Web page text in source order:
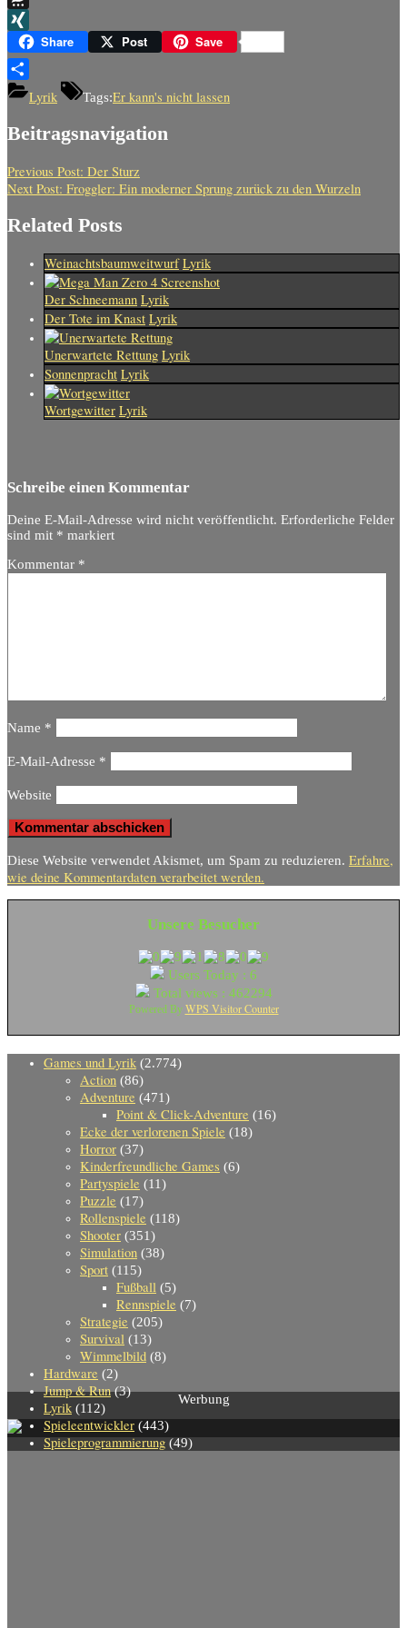
Threema
XINGShare Post Save
TeilenLyrik Tags:Er kann's nicht lassen
Beitragsnavigation
Previous Post: Der Sturz
Next Post: Froggler: Ein moderner Sprung zurück zu den Wurzeln
Related Posts
Weinachtsbaumweitwurf Lyrik
Der Schneemann Lyrik
Der Tote im Knast Lyrik
Unerwartete Rettung Lyrik
Sonnenpracht Lyrik
Wortgewitter Lyrik
Schreibe einen Kommentar
Deine E-Mail-Adresse wird nicht veröffentlicht. Erforderliche Felder
sind mit * markiert
Kommentar *
Name *
E-Mail-Adresse *
Website
Diese Website verwendet Akismet, um Spam zu reduzieren. Erfahre,
wie deine Kommentardaten verarbeitet werden.
Unsere Besucher
Users Today : 6
Total views : 462294
Powered By WPS Visitor Counter
Games und Lyrik (2.774)
Action (86)
Adventure (471)
Point & Click-Adventure (16)
Ecke der verlorenen Spiele (18)
Horror (37)
Kinderfreundliche Games (6)
Partyspiele (11)
Puzzle (17)
Rollenspiele (118)
Shooter (351)
Simulation (38)
Sport (115)
Fußball (5)
Rennspiele (7)
Strategie (205)
Survival (13)
Wimmelbild (8)
Hardware (2)
Jump & Run(3)
Lyrik (112)
Spieleentwickler (443)
Spieleprogrammierung (49)
Werbung